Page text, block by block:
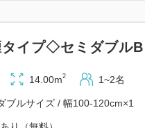
イプ◇セミダブルB
14.00m2 1~2名
ブルサイズ / 幅100-120cm×1